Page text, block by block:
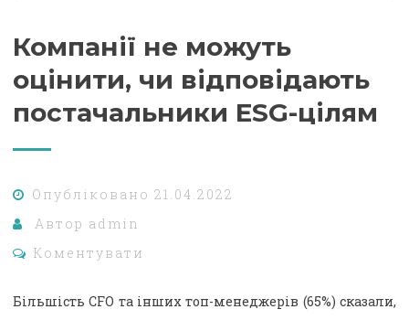
Компанії не можуть
оцінити, чи відповідають
постачальники ESG-цілям
Опубліковано 21.04.2022
Автор admin
Коментувати
Більшість CFO та інших топ-менеджерів (65%) сказали,